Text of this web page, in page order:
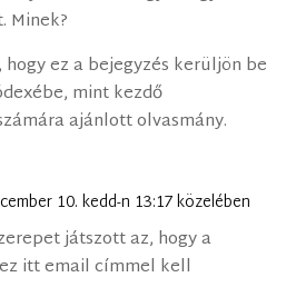
Minek?
ez a bejegyzés kerüljön be
mint kezdő
ajánlott olvasmány.
10. kedd-n 13:17 közelében
játszott az, hogy a
itt email címmel kell